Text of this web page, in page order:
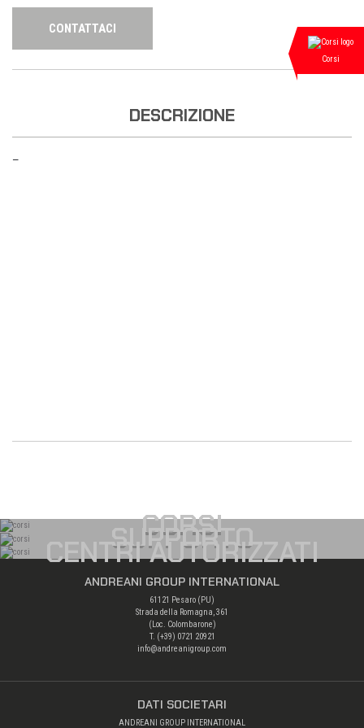
CONTATTACI
DESCRIZIONE
—
CORSI
SUPPORTO
CENTRI AUTORIZZATI
ANDREANI GROUP INTERNATIONAL
61121 Pesaro (PU)
Strada della Romagna, 361
(Loc. Colombarone)
T. (+39) 0721 20921
info@andreanigroup.com
DATI SOCIETARI
ANDREANI GROUP INTERNATIONAL
Corsi